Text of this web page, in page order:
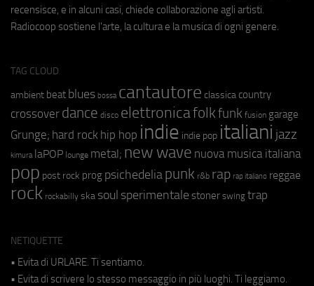
recensisce, e in alcuni casi, chiede collaborazione agli artisti.
Radiocoop sostiene l'arte, la cultura e la musica di ogni genere.
TAG CLOUD
ambient beat blues bossa cantautore classica country
crossover dance disco elettronicafolkfunk fusion garage
Grunge; hard rock hip hop indie indie pop italiani jazz
kimura laPOP lounge metal; new wave nuova musica italiana
pop post rock prog psichedeliapunk r&b rap rap italiano reggae
rock rockabilly ska soul sperimentale stoner swing trap
NETIQUETTE
• Evita di URLARE. Ti sentiamo.
• Evita di scrivere lo stesso messaggio in più luoghi. Ti leggiamo.